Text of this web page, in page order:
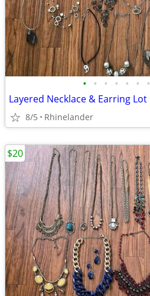
• • • • • • •
Layered Necklace & Earring Lot
8/5 Rhinelander
$20